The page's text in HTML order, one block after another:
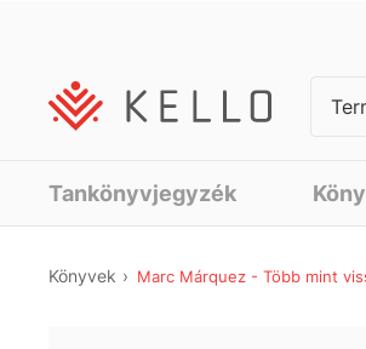
Tankönyvjegyzék
Könyvek Marc Márquez - Több mint